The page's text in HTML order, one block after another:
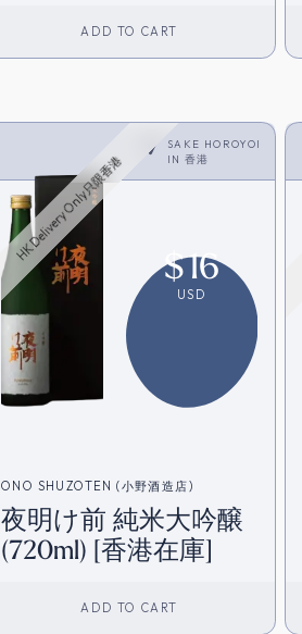
ADD TO CART
SAKE HOROYOI
IN 香港
HK Delivery Only只限香港
$16
USD
ONO SHUZOTEN (小野酒造店)
夜明け前 純米大吟醸
(720ml) [香港在庫]
ADD TO CART